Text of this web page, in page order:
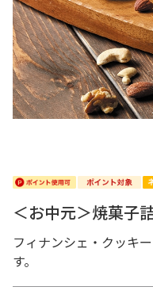
＜お中元＞焼菓子
フィナンシェ・クッキ
す。